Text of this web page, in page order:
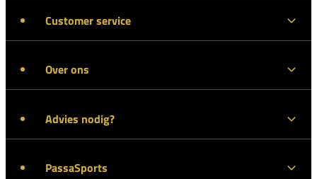
Customer service
Over ons
Advies nodig?
PassaSports